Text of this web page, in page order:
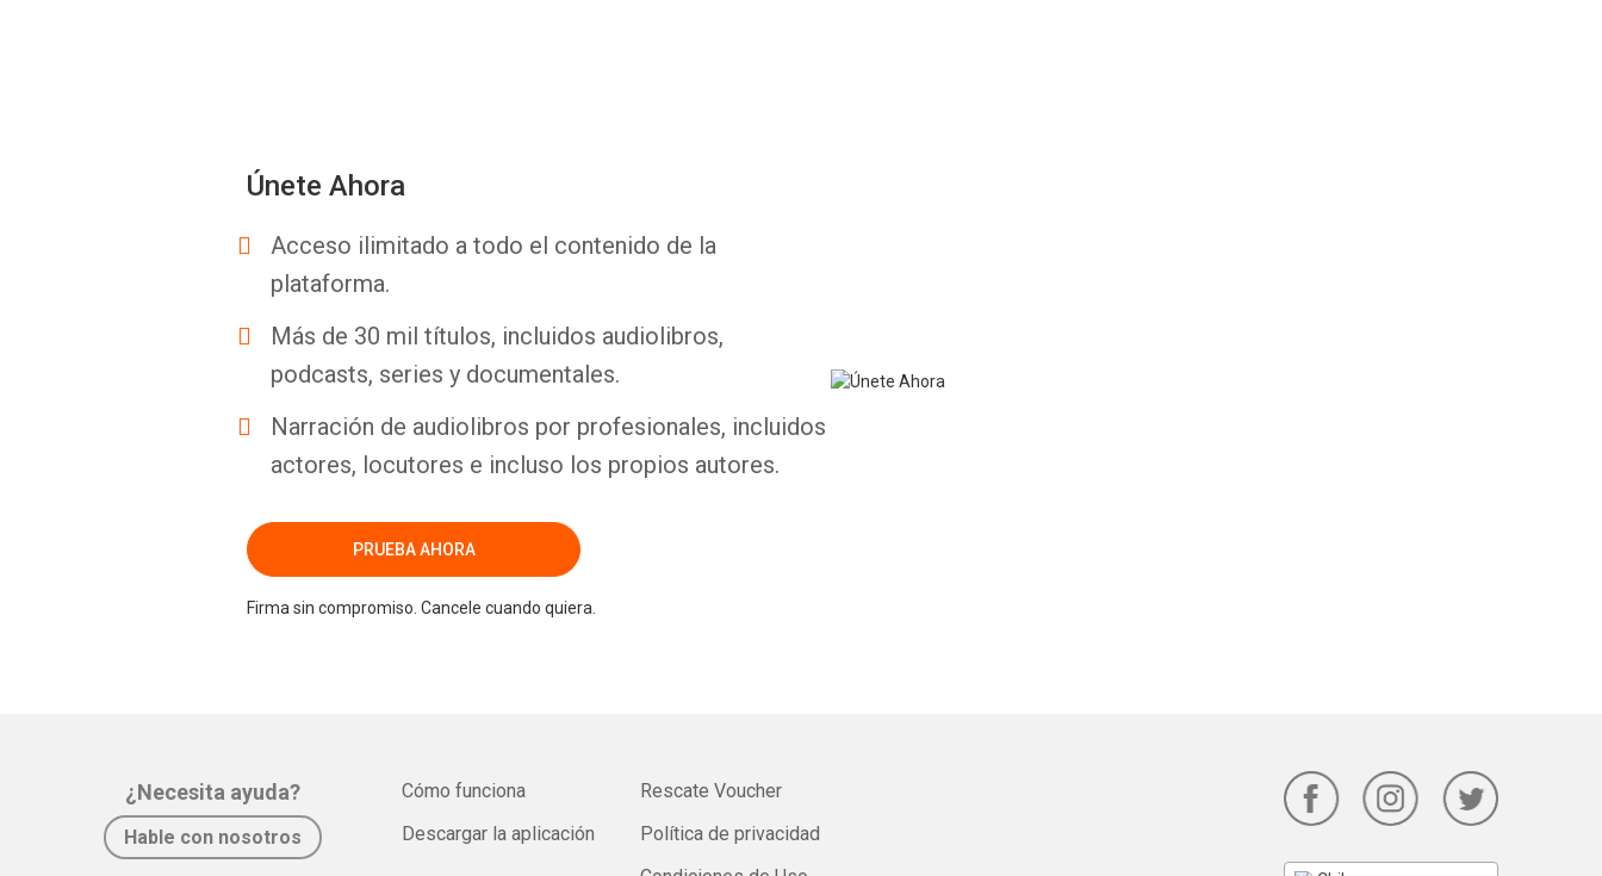
Únete Ahora
Acceso ilimitado a todo el contenido de la
plataforma.
Más de 30 mil títulos, incluidos audiolibros,
podcasts, series y documentales.
Narración de audiolibros por profesionales, incluidos
actores, locutores e incluso los propios autores.
PRUEBA AHORA
Firma sin compromiso. Cancele cuando quiera.
¿Necesita ayuda?
Hable con nosotros
Cómo funciona
Descargar la aplicación
Rescate Voucher
Política de privacidad